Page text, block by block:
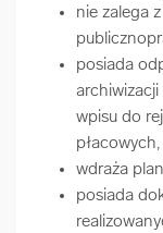
nie zalega
posiada
archiwizacji
wpisu do
płacowych,
wdraża
posiada